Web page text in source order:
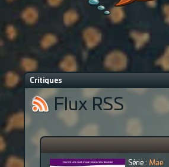
Critiques
Flux RSS
Série : Mae